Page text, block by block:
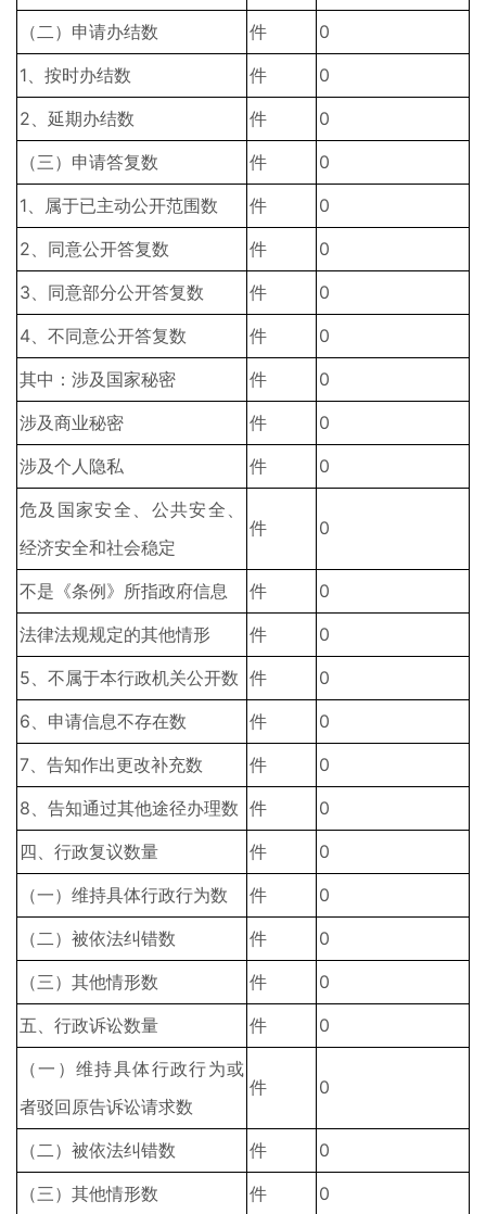
（二）申请办结数
件
0
1、按时办结数
件
0
2、延期办结数
件
0
（三）申请答复数
件
0
1、属于已主动公开范围数
件
0
2、同意公开答复数
件
0
3、同意部分公开答复数
件
0
4、不同意公开答复数
件
0
其中：涉及国家秘密
件
0
涉及商业秘密
件
0
涉及个人隐私
件
0
危及国家安全、公共安全、
经济安全和社会稳定
件 0
不是《条例》所指政府信息 件
0
法律法规规定的其他情形
件
0
5、不属于本行政机关公开数 件
0
6、申请信息不存在数
件
0
7、告知作出更改补充数
件
0
8、告知通过其他途径办理数 件
0
四、行政复议数量
件
0
（一）维持具体行政行为数
件
0
（二）被依法纠错数
件
0
（三）其他情形数
件
0
五、行政诉讼数量
件
0
（一）维持具体行政行为或
者驳回原告诉讼请求数
件 0
（二）被依法纠错数 件
0
（三）其他情形数
件
0